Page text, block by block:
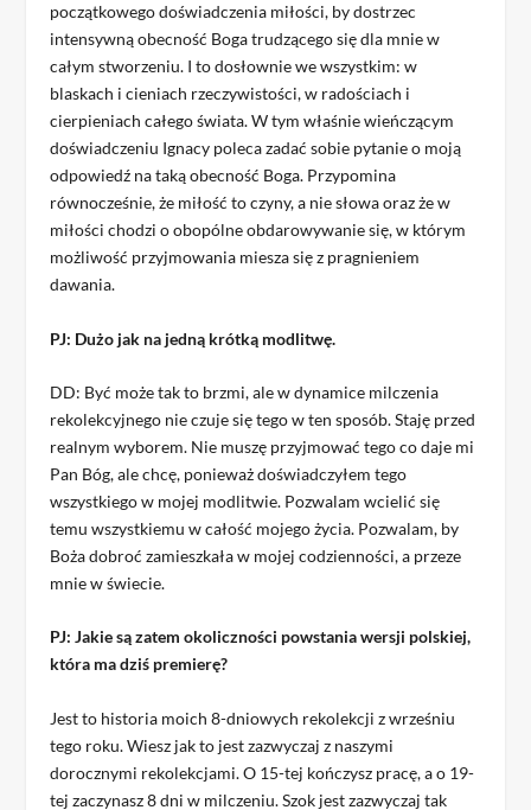
początkowego doświadczenia miłości, by dostrzec
intensywną obecność Boga trudzącego się dla mnie w
całym stworzeniu. I to dosłownie we wszystkim: w
blaskach i cieniach rzeczywistości, w radościach i
cierpieniach całego świata. W tym właśnie wieńczącym
doświadczeniu Ignacy poleca zadać sobie pytanie o moją
odpowiedź na taką obecność Boga. Przypomina
równocześnie, że miłość to czyny, a nie słowa oraz że w
miłości chodzi o obopólne obdarowywanie się, w którym
możliwość przyjmowania miesza się z pragnieniem
dawania.
PJ: Dużo jak na jedną krótką modlitwę.
DD: Być może tak to brzmi, ale w dynamice milczenia
rekolekcyjnego nie czuje się tego w ten sposób. Staję przed
realnym wyborem. Nie muszę przyjmować tego co daje mi
Pan Bóg, ale chcę, ponieważ doświadczyłem tego
wszystkiego w mojej modlitwie. Pozwalam wcielić się
temu wszystkiemu w całość mojego życia. Pozwalam, by
Boża dobroć zamieszkała w mojej codzienności, a przeze
mnie w świecie.
PJ: Jakie są zatem okoliczności powstania wersji polskiej,
która ma dziś premierę?
Jest to historia moich 8-dniowych rekolekcji z wrześniu
tego roku. Wiesz jak to jest zazwyczaj z naszymi
dorocznymi rekolekcjami. O 15-tej kończysz pracę, a o 19-
tej zaczynasz 8 dni w milczeniu. Szok jest zazwyczaj tak